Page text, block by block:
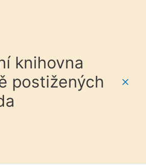
knihovna
postižených